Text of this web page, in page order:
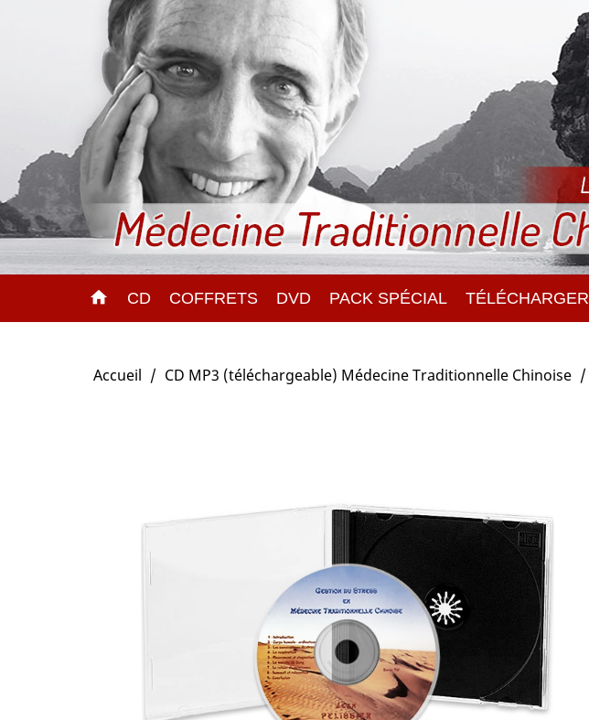
home CD COFFRETS DVD PACK SPÉCIAL TÉLÉCHARGER
Accueil CD MP3 (téléchargeable) Médecine Traditionnelle Chinoise